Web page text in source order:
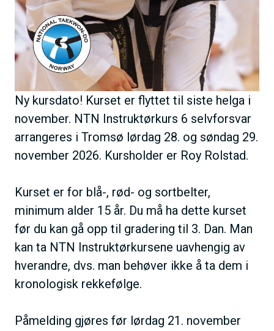
Ny kursdato! Kurset er flyttet til siste helga i
november. NTN Instruktørkurs 6 selvforsvar
arrangeres i Tromsø lørdag 28. og søndag 29.
november 2026. Kursholder er Roy Rolstad.
Kurset er for blå-, rød- og sortbelter,
minimum alder 15 år. Du må ha dette kurset
før du kan gå opp til gradering til 3. Dan. Man
kan ta NTN Instruktørkursene uavhengig av
hverandre, dvs. man behøver ikke å ta dem i
kronologisk rekkefølge.
Påmelding gjøres før lørdag 21. november